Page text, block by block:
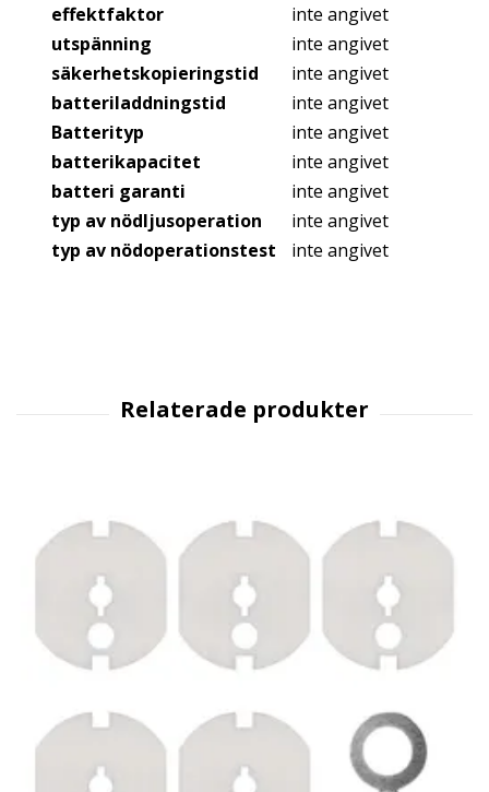
effektfaktor
inte angivet
utspänning
inte angivet
säkerhetskopieringstid
inte angivet
batteriladdningstid
inte angivet
Batterityp
inte angivet
batterikapacitet
inte angivet
batteri garanti
inte angivet
typ av nödljusoperation
inte angivet
typ av nödoperationstest
inte angivet